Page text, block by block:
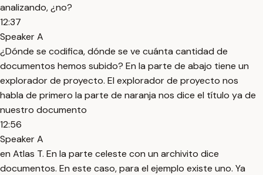
analizando, ¿no?
12:37
Speaker A
¿Dónde se codifica, dónde se ve cuánta cantidad de
documentos hemos subido? En la parte de abajo tiene un
explorador de proyecto. El explorador de proyecto nos
habla de primero la parte de naranja nos dice el título ya de
nuestro documento
12:56
Speaker A
en Atlas T. En la parte celeste con un archivito dice
documentos. En este caso, para el ejemplo existe uno. Ya